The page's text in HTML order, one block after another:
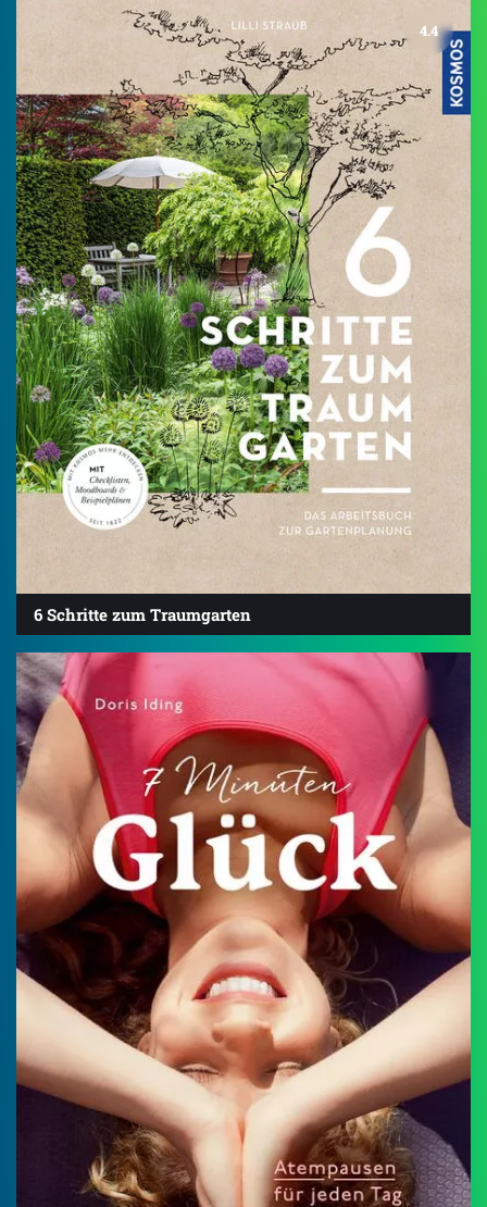
4.4
6 Schritte zum Traumgarten